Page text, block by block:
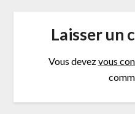
Laisser un
Vous devezvous